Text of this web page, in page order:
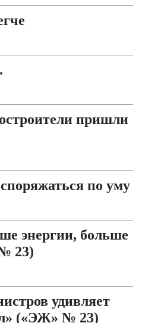
пришли
по уму
энергии, больше
23)
удивляет
(«ЭЖ» № 23)